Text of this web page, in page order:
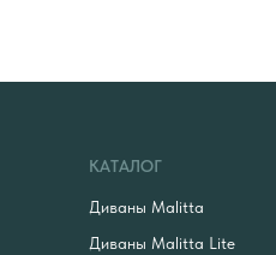
КАТАЛОГ
Диваны Malitta
Диваны Malitta Lite